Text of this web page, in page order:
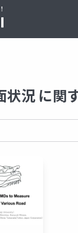
状況 に関